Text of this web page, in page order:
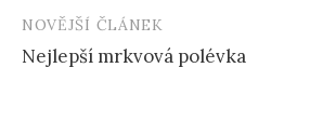
NOVĚJŠÍ ČLÁNEK
Nejlepší mrkvová polévka